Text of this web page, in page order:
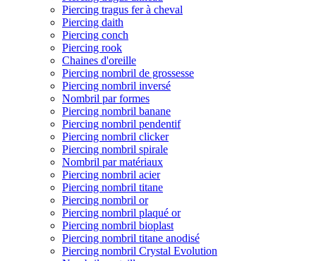
Piercing tragus fer à cheval
Piercing daith
Piercing conch
Piercing rook
Chaines d'oreille
Piercing nombril de grossesse
Piercing nombril inversé
Nombril par formes
Piercing nombril banane
Piercing nombril pendentif
Piercing nombril clicker
Piercing nombril spirale
Nombril par matériaux
Piercing nombril acier
Piercing nombril titane
Piercing nombril or
Piercing nombril plaqué or
Piercing nombril bioplast
Piercing nombril titane anodisé
Piercing nombril Crystal Evolution